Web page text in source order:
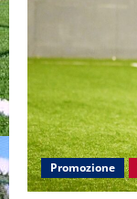
Promozione